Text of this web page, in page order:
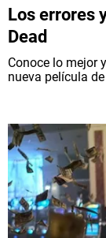
Los errores
Dead
Conoce lo mejor
nueva película